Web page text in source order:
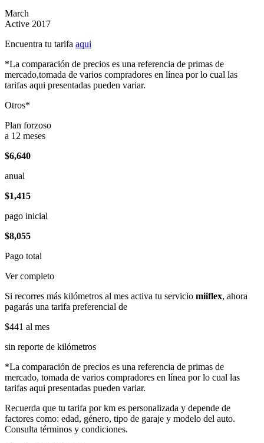
March
Active 2017
Encuentra tu tarifa aqui
*La comparación de precios es una referencia de primas de
mercado,tomada de varios compradores en línea por lo cual las
tarifas aqui presentadas pueden variar.
Otros*
Plan forzoso
a 12 meses
$6,640
anual
$1,415
pago inicial
$8,055
Pago total
Ver completo
Si recorres más kilómetros al mes activa tu servicio miiflex, ahora
pagarás una tarifa preferencial de
$441 al mes
sin reporte de kilómetros
*La comparación de precios es una referencia de primas de
mercado, tomada de varios compradores en línea por lo cual las
tarifas aqui presentadas pueden variar.
Recuerda que tu tarifa por km es personalizada y depende de
factores como: edad, género, tipo de garaje y modelo del auto.
Consulta términos y condiciones.